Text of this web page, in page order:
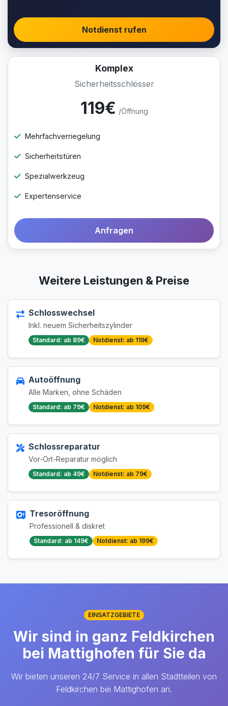
Notdienst rufen
Komplex
Sicherheitsschlösser
119€ /Öffnung
Mehrfachverriegelung
Sicherheitstüren
Spezialwerkzeug
Expertenservice
Anfragen
Weitere Leistungen & Preise
Schlosswechsel
Inkl. neuem Sicherheitszylinder
Standard: ab 89€ Notdienst: ab 119€
Autoöffnung
Alle Marken, ohne Schäden
Standard: ab 79€ Notdienst: ab 109€
Schlossreparatur
Vor-Ort-Reparatur möglich
Standard: ab 49€ Notdienst: ab 79€
Tresoröffnung
Professionell & diskret
Standard: ab 149€ Notdienst: ab 199€
EINSATZGEBIETE
Wir sind in ganz Feldkirchen
bei Mattighofen für Sie da
Wir bieten unseren 24/7 Service in allen Stadtteilen von
Feldkirchen bei Mattighofen an.